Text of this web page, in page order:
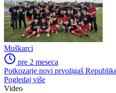
Muškarci
pre 2 meseca
Potkozarje novi prvoligaš
Pogledaj više
Video